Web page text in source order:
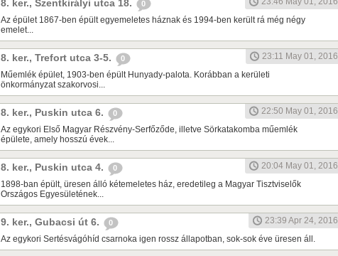
8. ker., Szentkirályi utca 18. 0
Az épület 1867-ben épült egyemeletes háznak és 1994-ben került rá még négy
emelet...
8. ker., Trefort utca 3-5. 0
23:11 May 01, 2016
Műemlék épület, 1903-ben épült Hunyady-palota. Korábban a kerületi
önkormányzat szakorvosi...
8. ker., Puskin utca 6. 0
22:50 May 01, 2016
Az egykori Első Magyar Részvény-Serfőződe, illetve Sörkatakomba műemlék
épülete, amely hosszú évek...
8. ker., Puskin utca 4. 0
20:04 May 01, 2016
1898-ban épült, üresen álló kétemeletes ház, eredetileg a Magyar Tisztviselők
Országos Egyesületének...
9. ker., Gubacsi út 6. 0
23:39 Apr 24, 2016
Az egykori Sertésvágóhíd csarnoka igen rossz állapotban, sok-sok éve üresen áll.